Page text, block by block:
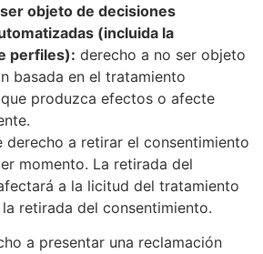
objeto de decisiones
(incluida la
perfiles): derecho a no ser objeto
basada en el tratamiento
produzca efectos o afecte
derecho a retirar el consentimiento
momento. La retirada del
a la licitud del tratamiento
retirada del consentimiento.
a presentar una reclamación